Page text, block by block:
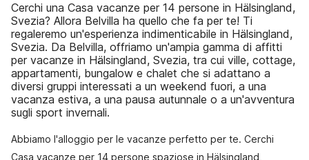
Cerchi una Casa vacanze per 14 persone in Hälsingland,
Svezia? Allora Belvilla ha quello che fa per te! Ti
regaleremo un'esperienza indimenticabile in Hälsingland,
Svezia. Da Belvilla, offriamo un'ampia gamma di affitti
per vacanze in Hälsingland, Svezia, tra cui ville, cottage,
appartamenti, bungalow e chalet che si adattano a
diversi gruppi interessati a un weekend fuori, a una
vacanza estiva, a una pausa autunnale o a un'avventura
sugli sport invernali.
Abbiamo l'alloggio per le vacanze perfetto per te. Cerchi
Casa vacanze per 14 persone spaziose in Hälsingland,